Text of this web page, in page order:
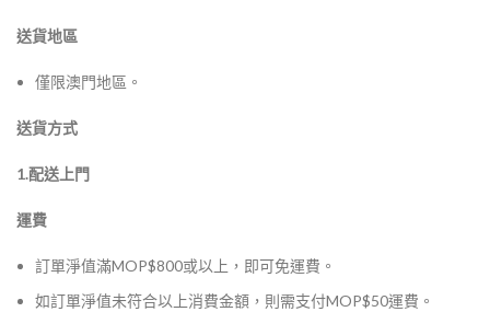
送貨地區
僅限澳門地區。
送貨方式
1.配送上門
運費
訂單淨值滿MOP$800或以上，即可免運費。
如訂單淨值未符合以上消費金額，則需支付MOP$50運費。